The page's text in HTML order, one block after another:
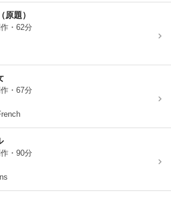
題）
・62分
・67分
・90分